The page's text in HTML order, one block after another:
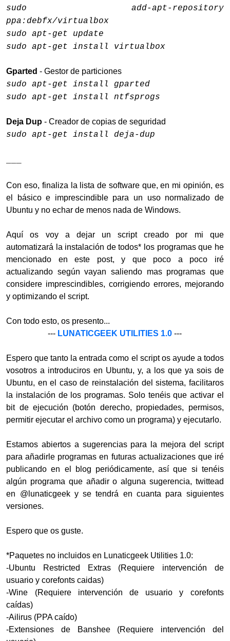
sudo add-apt-repository
ppa:debfx/virtualbox
sudo apt-get update
sudo apt-get install virtualbox
Gparted - Gestor de particiones
sudo apt-get install gparted
sudo apt-get install ntfsprogs
Deja Dup - Creador de copias de seguridad
sudo apt-get install deja-dup
Con eso, finaliza la lista de software que, en mi opinión, es
el básico e imprescindible para un uso normalizado de
Ubuntu y no echar de menos nada de Windows.
Aquí os voy a dejar un script creado por mi que
automatizará la instalación de todos* los programas que he
mencionado en este post, y que poco a poco iré
actualizando según vayan saliendo mas programas que
considere imprescindibles, corrigiendo errores, mejorando
y optimizando el script.
Con todo esto, os presento...
--- LUNATICGEEK UTILITIES 1.0 ---
Espero que tanto la entrada como el script os ayude a todos
vosotros a introduciros en Ubuntu, y, a los que ya sois de
Ubuntu, en el caso de reinstalación del sistema, facilitaros
la instalación de los programas. Solo tenéis que activar el
bit de ejecución (botón derecho, propiedades, permisos,
permitir ejecutar el archivo como un programa) y ejecutarlo.
Estamos abiertos a sugerencias para la mejora del script
para añadirle programas en futuras actualizaciones que iré
publicando en el blog periódicamente, así que si tenéis
algún programa que añadir o alguna sugerencia, twittead
en @lunaticgeek y se tendrá en cuanta para siguientes
versiones.
Espero que os guste.
*Paquetes no incluidos en Lunaticgeek Utilities 1.0:
-Ubuntu Restricted Extras (Requiere intervención de
usuario y corefonts caidas)
-Wine (Requiere intervención de usuario y corefonts
caídas)
-Ailirus (PPA caído)
-Extensiones de Banshee (Requiere intervención del